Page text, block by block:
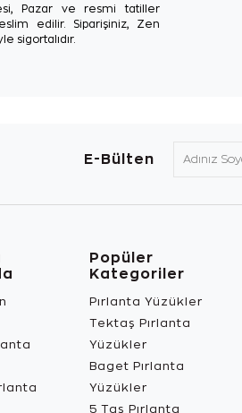
Pazar ve resmi tatiller
edilir. Siparişiniz, Zen
sigortalıdır.
E-Bülten
Popüler
Kategoriler
Pırlanta Yüzükler
Tektaş Pırlanta
Yüzükler
Baget Pırlanta
Yüzükler
5 Taş Pırlanta